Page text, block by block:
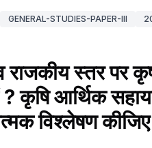
GENERAL-STUDIES-PAPER-III
राजकीय स्तर पर
कृषि आर्थिक
विश्लेषण